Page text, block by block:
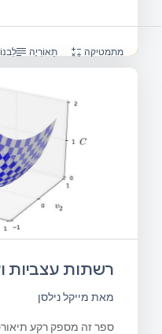
מתמטיקה תֵאוֹרִיָה
רשתות עצביות
מאת מייקל נילסן
ספר זה מספק רקע